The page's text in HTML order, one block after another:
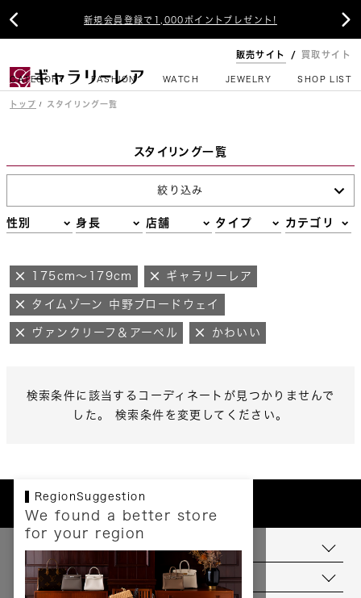
新規会員登録で1,000ポイントプレゼント!
 
販売サイト 買取サイト
CATEGORY FASHION WATCH JEWELRY SHOP LIST
トップ スタイリング一覧
スタイリング一覧
絞り込み
性別 身長 店舗 タイプ カテゴリ
175cm～179cm ギャラリーレア
タイムゾーン 中野ブロードウェイ
ヴァンクリーフ＆アーペル かわいい
検索条件に該当するコーディネートが見つかりませんで
した。 検索条件を変更してください。
RegionSuggestion
We found a better store
for your region
お支払いについて
配送について